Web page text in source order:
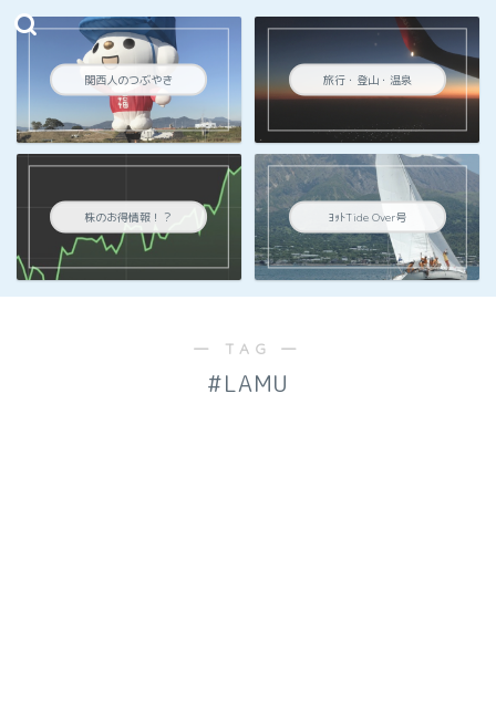
関西人のつぶやき 旅行・登山・温泉
株のお得情報！？ ﾖｯﾄTide Over号
― TAG ―
#LAMU